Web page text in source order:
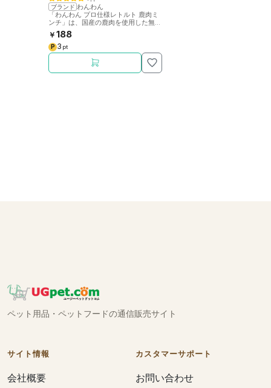
ブランド わんわん
「わんわん プロ仕様レトルト 鹿肉ミ
ンチ」は、国産の鹿肉を使用した無添
加無着色・嗜好性抜群のレトルトパウ
チです。
￥ 188
P 3 pt
ペット用品・ペットフードの通信販売サイト
サイト情報
会社概要
カスタマーサポート
お問い合わせ